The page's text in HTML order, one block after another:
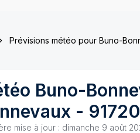
Prévisions météo pour Buno-
Buno-
- 91720
mise à jour : dimanche 9 août